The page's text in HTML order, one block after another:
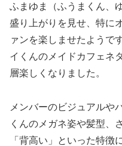
ふまゆま（ふうまくん、
盛り上がりを見せ、特に
ァンを楽しませたようで
イくんのメイドカフェネ
層楽しくなりました。
メンバーのビジュアルや
くんのメガネ姿や髪型、
「背高い」といった特徴